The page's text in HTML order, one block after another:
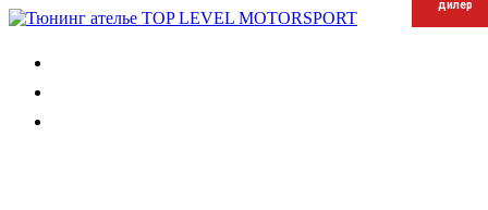
дилер
дилер
дилер